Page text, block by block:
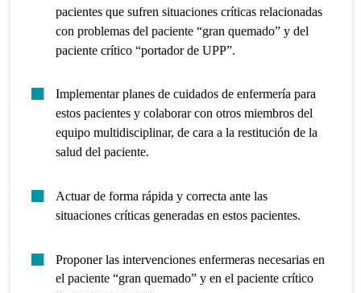
pacientes que sufren situaciones críticas relacionadas
con problemas del paciente “gran quemado” y del
paciente crítico “portador de UPP”.
Implementar planes de cuidados de enfermería para
estos pacientes y colaborar con otros miembros del
equipo multidisciplinar, de cara a la restitución de la
salud del paciente.
Actuar de forma rápida y correcta ante las
situaciones críticas generadas en estos pacientes.
Proponer las intervenciones enfermeras necesarias en
el paciente “gran quemado” y en el paciente crítico